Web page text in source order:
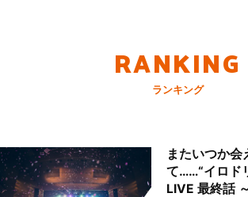
RANKING
ランキング
またいつか会
て……“イロド
LIVE 最終話